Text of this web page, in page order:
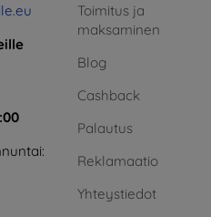
Toimitus ja
maksaminen
Blog
Cashback
Palautus
Reklamaatio
Yhteystiedot